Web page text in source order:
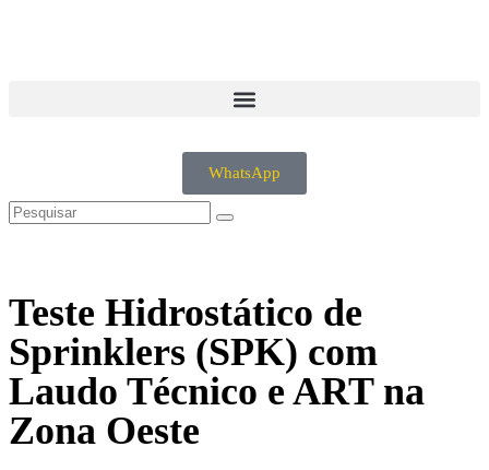
WhatsApp
Teste Hidrostático de
Sprinklers (SPK) com
Laudo Técnico e ART na
Zona Oeste